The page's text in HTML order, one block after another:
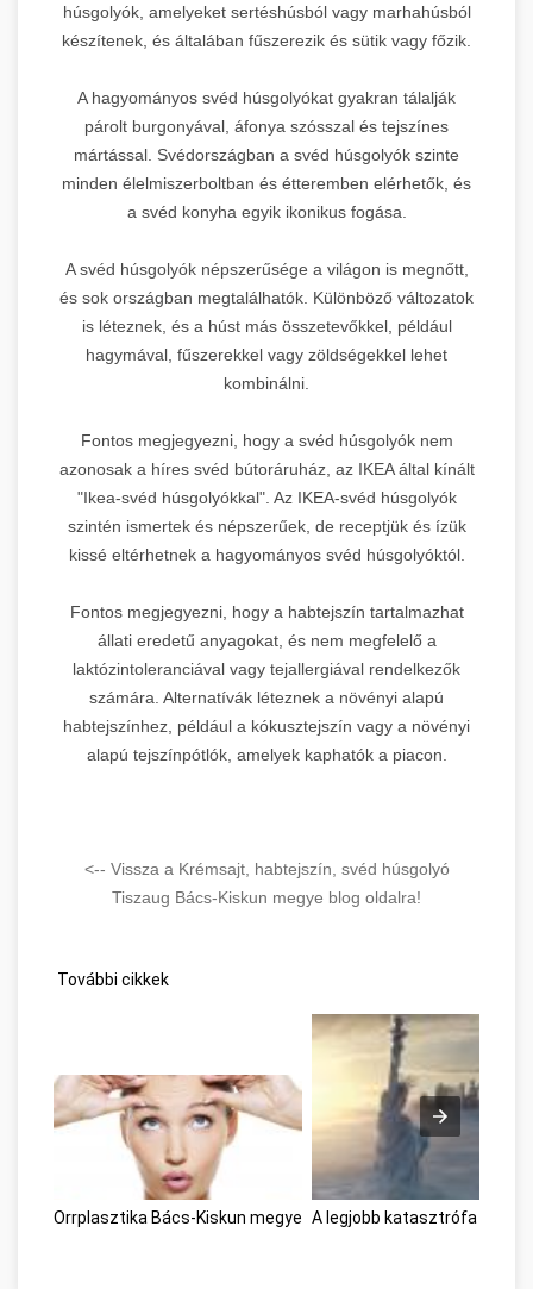
húsgolyók, amelyeket sertéshúsból vagy marhahúsból
készítenek, és általában fűszerezik és sütik vagy főzik.
A hagyományos svéd húsgolyókat gyakran tálalják
párolt burgonyával, áfonya szósszal és tejszínes
mártással. Svédországban a svéd húsgolyók szinte
minden élelmiszerboltban és étteremben elérhetők, és
a svéd konyha egyik ikonikus fogása.
A svéd húsgolyók népszerűsége a világon is megnőtt,
és sok országban megtalálhatók. Különböző változatok
is léteznek, és a húst más összetevőkkel, például
hagymával, fűszerekkel vagy zöldségekkel lehet
kombinálni.
Fontos megjegyezni, hogy a svéd húsgolyók nem
azonosak a híres svéd bútoráruház, az IKEA által kínált
"Ikea-svéd húsgolyókkal". Az IKEA-svéd húsgolyók
szintén ismertek és népszerűek, de receptjük és ízük
kissé eltérhetnek a hagyományos svéd húsgolyóktól.
Fontos megjegyezni, hogy a habtejszín tartalmazhat
állati eredetű anyagokat, és nem megfelelő a
laktózintoleranciával vagy tejallergiával rendelkezők
számára. Alternatívák léteznek a növényi alapú
habtejszínhez, például a kókusztejszín vagy a növényi
alapú tejszínpótlók, amelyek kaphatók a piacon.
<-- Vissza a Krémsajt, habtejszín, svéd húsgolyó
Tiszaug Bács-Kiskun megye blog oldalra!
További cikkek
Orrplasztika Bács-Kiskun megye A legjobb katasztrófa filmek